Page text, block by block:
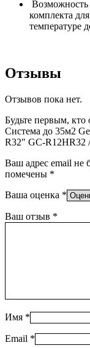
Возможность
комплекта
температуре
Отзывы
Отзывов пока нет.
Будьте первым, кто
Система до 35м2
R32″ GC-R12HR32
Ваш адрес email не
помечены *
Ваша оценка *
Ваш отзыв *
Имя *
Email *